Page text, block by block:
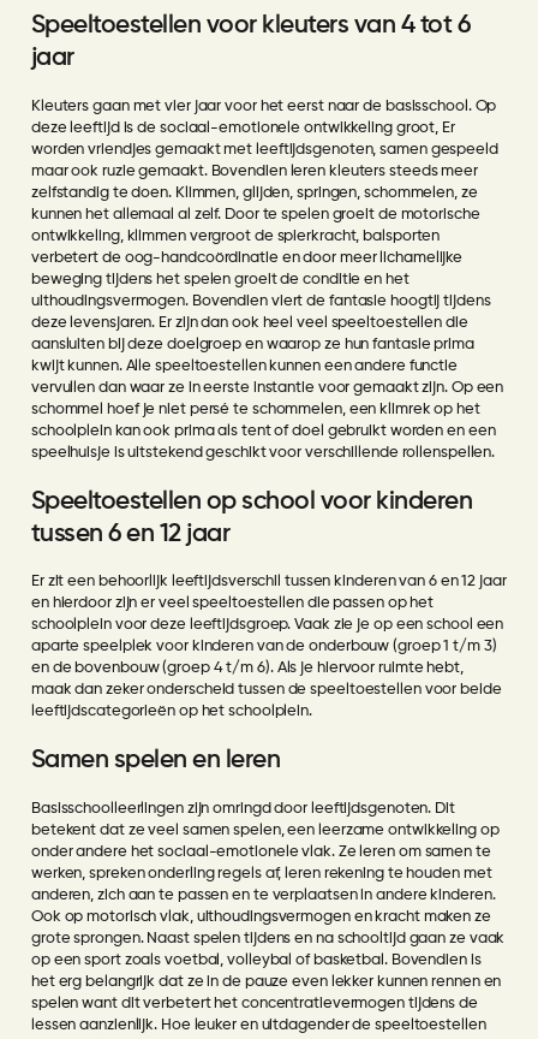
Speeltoestellen voor kleuters van 4 tot 6
jaar
Kleuters gaan met vier jaar voor het eerst naar de basisschool. Op
deze leeftijd is de sociaal-emotionele ontwikkeling groot, Er
worden vriendjes gemaakt met leeftijdsgenoten, samen gespeeld
maar ook ruzie gemaakt. Bovendien leren kleuters steeds meer
zelfstandig te doen. Klimmen, glijden, springen, schommelen, ze
kunnen het allemaal al zelf. Door te spelen groeit de motorische
ontwikkeling, klimmen vergroot de spierkracht, balsporten
verbetert de oog-handcoördinatie en door meer lichamelijke
beweging tijdens het spelen groeit de conditie en het
uithoudingsvermogen. Bovendien viert de fantasie hoogtij tijdens
deze levensjaren. Er zijn dan ook heel veel speeltoestellen die
aansluiten bij deze doelgroep en waarop ze hun fantasie prima
kwijt kunnen. Alle speeltoestellen kunnen een andere functie
vervullen dan waar ze in eerste instantie voor gemaakt zijn. Op een
schommel hoef je niet persé te schommelen, een klimrek op het
schoolplein kan ook prima als tent of doel gebruikt worden en een
speelhuisje is uitstekend geschikt voor verschillende rollenspellen.
Speeltoestellen op school voor kinderen
tussen 6 en 12 jaar
Er zit een behoorlijk leeftijdsverschil tussen kinderen van 6 en 12 jaar
en hierdoor zijn er veel speeltoestellen die passen op het
schoolplein voor deze leeftijdsgroep. Vaak zie je op een school een
aparte speelplek voor kinderen van de onderbouw (groep 1 t/m 3)
en de bovenbouw (groep 4 t/m 6). Als je hiervoor ruimte hebt,
maak dan zeker onderscheid tussen de speeltoestellen voor beide
leeftijdscategorieën op het schoolplein.
Samen spelen en leren
Basisschoolleerlingen zijn omringd door leeftijdsgenoten. Dit
betekent dat ze veel samen spelen, een leerzame ontwikkeling op
onder andere het sociaal-emotionele vlak. Ze leren om samen te
werken, spreken onderling regels af, leren rekening te houden met
anderen, zich aan te passen en te verplaatsen in andere kinderen.
Ook op motorisch vlak, uithoudingsvermogen en kracht maken ze
grote sprongen. Naast spelen tijdens en na schooltijd gaan ze vaak
op een sport zoals voetbal, volleybal of basketbal. Bovendien is
het erg belangrijk dat ze in de pauze even lekker kunnen rennen en
spelen want dit verbetert het concentratievermogen tijdens de
lessen aanzienlijk. Hoe leuker en uitdagender de speeltoestellen